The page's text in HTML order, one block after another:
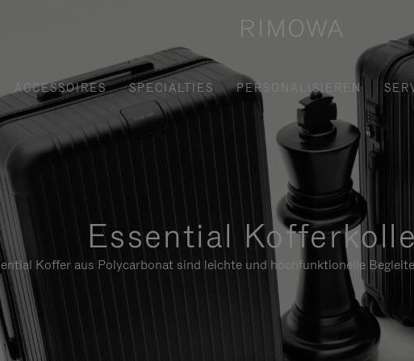
ACCESSOIRES SPECIALTIES PERSONALISIEREN
Essential
Koffer aus Polycarbonat sind leichte und hochfunktionelle